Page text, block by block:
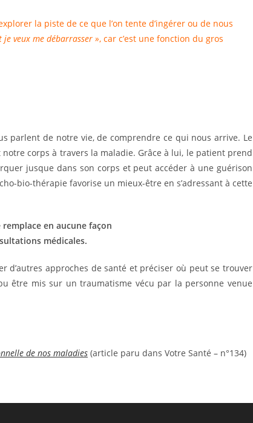
la piste de ce que l’on tente d’ingérer ou de nous
veux me débarrasser », car c’est une fonction du gros
parlent de notre vie, de comprendre ce qui nous arrive. Le
corps à travers la maladie. Grâce à lui, le patient prend
jusque dans son corps et peut accéder à une guérison
bio-thérapie favorise un mieux-être en s’adressant à cette
en aucune façon
médicales.
d’autres approches de santé et préciser où peut se trouver
être mis sur un traumatisme vécu par la personne venue
de nos maladies (article paru dans Votre Santé – n°134)